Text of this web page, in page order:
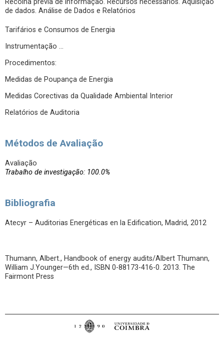
Recolha prévia de informação. Recursos necessários. Aquisição
de dados. Análise de Dados e Relatórios
Tarifários e Consumos de Energia
Instrumentação …
Procedimentos:
Medidas de Poupança de Energia
Medidas Corectivas da Qualidade Ambiental Interior
Relatórios de Auditoria
Métodos de Avaliação
Avaliação
Trabalho de investigação: 100.0%
Bibliografia
Atecyr – Auditorias Energéticas en la Edification, Madrid, 2012
Thumann, Albert., Handbook of energy audits/Albert Thumann,
William J.Younger—6th ed., ISBN 0-88173-416-0. 2013. The
Fairmont Press